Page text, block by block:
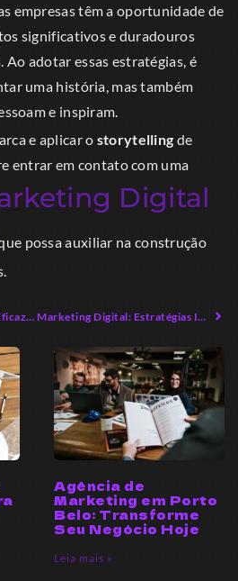
empresas têm a oportunidade de
significativos e duradouros
Ao adotar essas estratégias, é
uma história, mas também
e inspiram.
e aplicar o storytelling de
entrar em contato com uma
Digital
possa auxiliar na construção
Tráfego Pago: Estratégias Eficazes para Resultados Imediatos Marketing Digital: Estratégias Inovadoras para Empreendedores Modernos
Agência de
Marketing em Porto
Belo: Transforme
Seu Negócio Hoje
Leia mais »